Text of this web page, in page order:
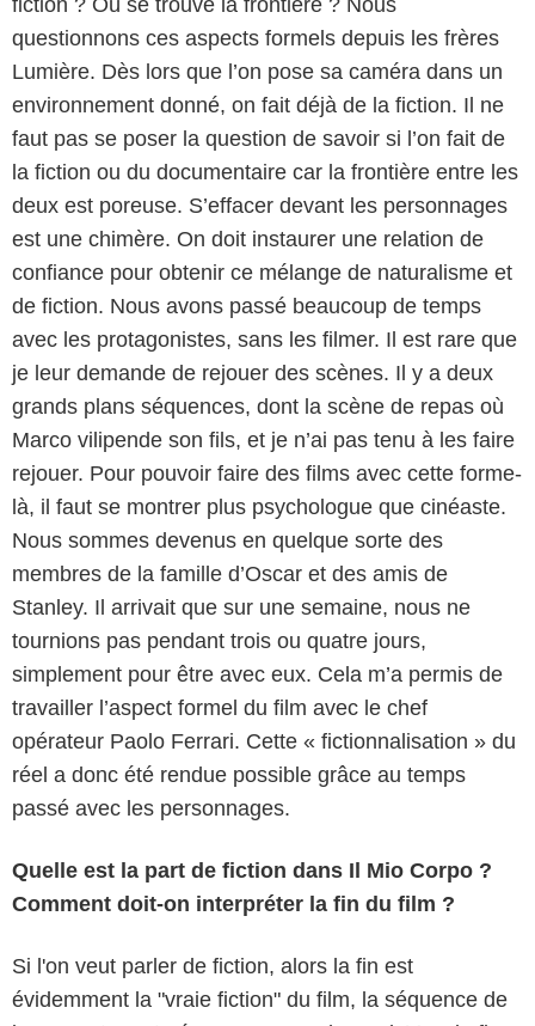
questionnons ces aspects formels depuis les frères
Lumière. Dès lors que l’on pose sa caméra dans un
environnement donné, on fait déjà de la fiction. Il ne
faut pas se poser la question de savoir si l’on fait de
la fiction ou du documentaire car la frontière entre les
deux est poreuse. S’effacer devant les personnages
est une chimère. On doit instaurer une relation de
confiance pour obtenir ce mélange de naturalisme et
de fiction. Nous avons passé beaucoup de temps
avec les protagonistes, sans les filmer. Il est rare que
je leur demande de rejouer des scènes. Il y a deux
grands plans séquences, dont la scène de repas où
Marco vilipende son fils, et je n’ai pas tenu à les faire
rejouer. Pour pouvoir faire des films avec cette forme-
là, il faut se montrer plus psychologue que cinéaste.
Nous sommes devenus en quelque sorte des
membres de la famille d’Oscar et des amis de
Stanley. Il arrivait que sur une semaine, nous ne
tournions pas pendant trois ou quatre jours,
simplement pour être avec eux. Cela m’a permis de
travailler l’aspect formel du film avec le chef
opérateur Paolo Ferrari. Cette « fictionnalisation » du
réel a donc été rendue possible grâce au temps
passé avec les personnages.
Quelle est la part de fiction dans Il Mio Corpo ?
Comment doit-on interpréter la fin du film ?
Si l'on veut parler de fiction, alors la fin est
évidemment la "vraie fiction" du film, la séquence de